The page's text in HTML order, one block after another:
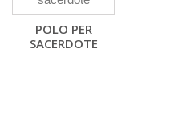
POLO PER
SACERDOTE